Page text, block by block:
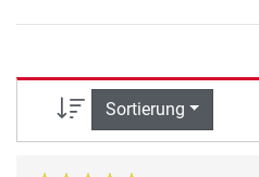
Sortierung